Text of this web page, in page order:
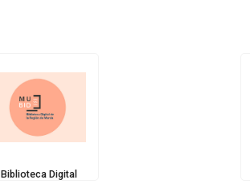
Biblioteca Digital